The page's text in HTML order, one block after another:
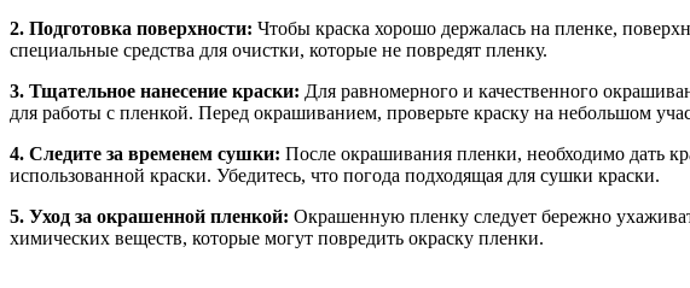
2. Подготовка поверхности: Чтобы краска хорошо держалась на пленке,
специальные средства для очистки, которые не повредят пленку.
3. Тщательное нанесение краски: Для равномерного и качественного
для работы с пленкой. Перед окрашиванием, проверьте краску на небольшом
4. Следите за временем сушки: После окрашивания пленки, необходимо дать
использованной краски. Убедитесь, что погода подходящая для сушки краски.
5. Уход за окрашенной пленкой: Окрашенную пленку следует бережно
химических веществ, которые могут повредить окраску пленки.